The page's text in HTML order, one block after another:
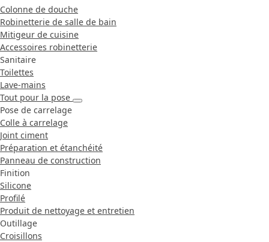
Colonne de douche
Robinetterie de salle de bain
Mitigeur de cuisine
Accessoires robinetterie
Sanitaire
Toilettes
Lave-mains
Tout pour la pose
Pose de carrelage
Colle à carrelage
Joint ciment
Préparation et étanchéité
Panneau de construction
Finition
Silicone
Profilé
Produit de nettoyage et entretien
Outillage
Croisillons